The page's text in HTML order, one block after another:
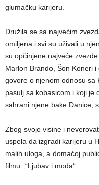
glumačku karijeru.
Družila se sa najvećim
omiljena i svi su uživali u
su opčinjene najveće
Marlon Brando, Šon Koneri
govore o njenom odnosu sa
pasulj sa kobasicom i koji je
sahrani njene bake Danice,
Zbog svoje visine i
uspela da izgradi karijeru u
malih uloga, a domaćoj
filmu „“Ljubav i moda“.